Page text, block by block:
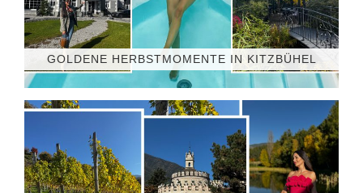
GOLDENE HERBSTMOMENTE IN KITZBÜHEL